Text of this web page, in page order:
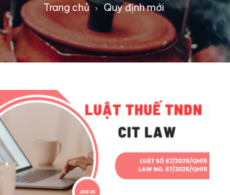
Trang chủ Quy định mới